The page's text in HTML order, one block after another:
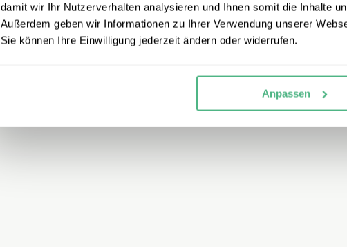
damit wir Ihr Nutzerverhalten analysieren und Ihnen somit die Inhalte
Außerdem geben wir Informationen zu Ihrer Verwendung unserer
Sie können Ihre Einwilligung jederzeit ändern oder widerrufen.
Anpassen